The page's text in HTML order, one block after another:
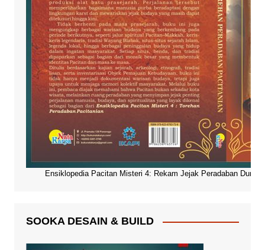
Ensiklopedia Pacitan Misteri 4: Rekam Jejak Peradaban Dunia
SOOKA DESAIN & BUILD